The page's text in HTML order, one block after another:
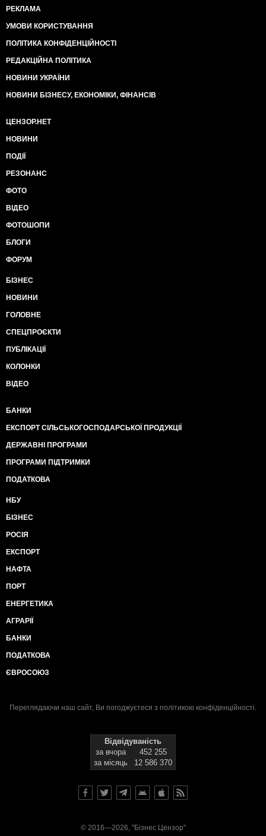
РЕКЛАМА
УМОВИ КОРИСТУВАННЯ
ПОЛІТИКА КОНФІДЕНЦІЙНОСТІ
РЕДАКЦІЙНА ПОЛІТИКА
НОВИНИ УКРАЇНИ
НОВИНИ БІЗНЕСУ, ЕКОНОМІКИ, ФІНАНСІВ
ЦЕНЗОР.НЕТ
НОВИНИ
ПОДІЇ
РЕЗОНАНС
ФОТО
ВІДЕО
ФОТОШОПИ
БЛОГИ
ФОРУМ
БІЗНЕС
НОВИНИ
ГОЛОВНЕ
СПЕЦПРОЄКТИ
ПУБЛІКАЦІЇ
КОЛОНКИ
ВІДЕО
БАНКИ
ЕКСПОРТ СІЛЬСЬКОГОСПОДАРСЬКОЇ ПРОДУКЦІЇ
ДЕРЖАВНІ ПРОГРАМИ
ПРОГРАМИ ПІДТРИМКИ
ПОДАТКОВА
НБУ
БІЗНЕС
РОСІЯ
ЕКСПОРТ
НАФТА
ПОРТ
ЕНЕРГЕТИКА
АГРАРІЇ
БАНКИ
ПОДАТКОВА
ЄВРОСОЮЗ
Переглядаючи наш сайт, Ви погоджуєтеся з політикою конфіденційності.
Відвідуваність
за вчора
452 255
за місяць
12 586 370
© 2016—2026, "Бізнес Цензор"